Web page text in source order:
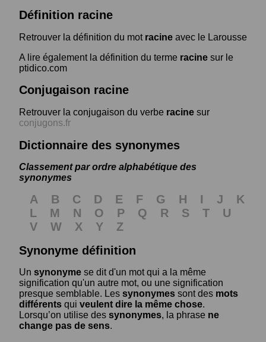
Définition racine
Retrouver la définition du mot racine avec le Larousse
A lire également la définition du terme racine sur le
ptidico.com
Conjugaison racine
Retrouver la conjugaison du verbe racine sur
conjugons.fr
Dictionnaire des synonymes
Classement par ordre alphabétique des
synonymes
A B C D E F G H I J
K
L
M N O P Q R S T
U
V
W X Y
Z
Synonyme définition
Un synonyme se dit d'un mot qui a la même
signification qu'un autre mot, ou une signification
presque semblable. Les synonymes sont des mots
différents qui veulent dire la même chose.
Lorsqu’on utilise des synonymes, la phrase ne
change pas de sens.